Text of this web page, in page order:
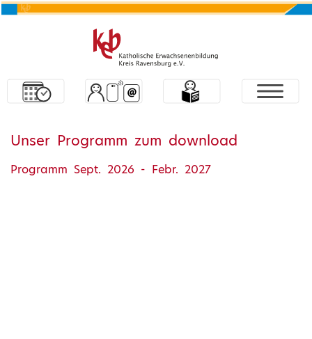
Unser Programm zum download
Programm Sept. 2026 - Febr. 2027